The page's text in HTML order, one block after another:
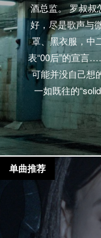
酒总监。 罗叔叔
好，尽是歌声与
罩、黑衣服，中
表“00后”的宣言
可能并没自己想
一如既往的
么： Tracklist
Beauts Junior
Lowkey
单曲推荐